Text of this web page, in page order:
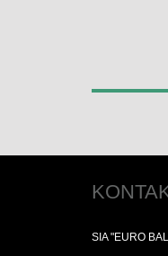
SIA "EURO